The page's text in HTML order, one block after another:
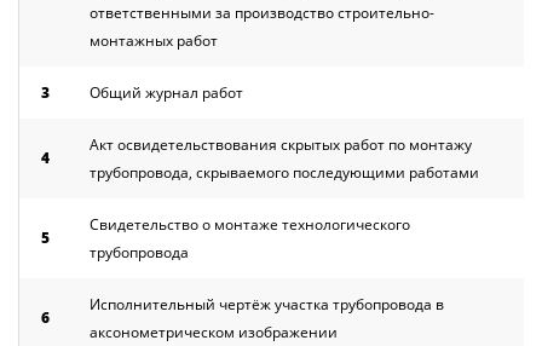
ответственными за производство строительно-
монтажных работ
3 Общий журнал работ
4
Акт освидетельствования скрытых работ по монтажу
трубопровода, скрываемого последующими работами
5
Свидетельство о монтаже технологического
трубопровода
6
Исполнительный чертёж участка трубопровода в
аксонометрическом изображении